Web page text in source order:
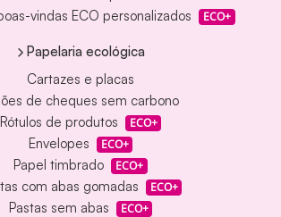
vindas ECO personalizados
ECO+
Papelaria ecológica
Cartazes e placas
de cheques sem carbono
Rótulos de produtos
ECO+
Envelopes ECO+
Papel timbrado ECO+
com abas gomadas ECO+
Pastas sem abas ECO+